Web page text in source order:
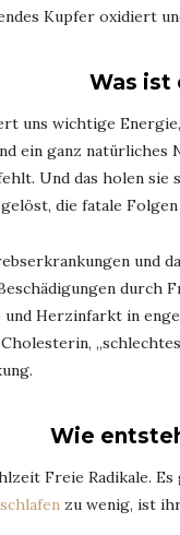
Kupfer oxidiert
Was ist
uns wichtige
ein ganz
Und das holen sie
die fatale
Herzinfarkt in
Wie
Freie Radikale.
schlafen zu wenig, ist